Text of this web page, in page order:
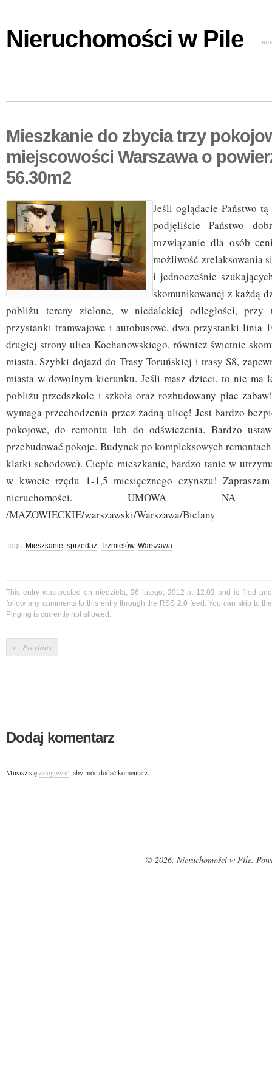
Nieruchomości w Pile
Mieszkanie do zbycia trzy
miejscowości Warszawa o
56.30m2
Jeśli oglądacie Państwo
podjęliście Państwo
rozwiązanie dla osób
możliwość zrelaksowania
i jednocześnie
skomunikowanej z każdą
pobliżu tereny zielone, w niedalekiej odległości, przy
przystanki tramwajowe i autobusowe, dwa przystanki linia
drugiej strony ulica Kochanowskiego, również świetnie
miasta. Szybki dojazd do Trasy Toruńskiej i trasy S8,
miasta w dowolnym kierunku. Jeśli masz dzieci, to nie ma
pobliżu przedszkole i szkoła oraz rozbudowany plac
wymaga przechodzenia przez żadną ulicę! Jest bardzo
pokojowe, do remontu lub do odświeżenia. Bardzo
przebudować pokoje. Budynek po kompleksowych
klatki schodowe). Ciepłe mieszkanie, bardzo tanie w
w kwocie rzędu 1-1,5 miesięcznego czynszu!
nieruchomości. UMOWA NA
/MAZOWIECKIE/warszawski/Warszawa/Bielany
Tags: Mieszkanie, sprzedaż, Trzmielów, Warszawa
This entry was posted on niedziela, 26 lutego, 2012 at 12:02 and is filed
follow any comments to this entry through the RSS 2.0 feed. You can skip to
Pinging is currently not allowed.
← Previous
Dodaj komentarz
Musisz sięzalogować, aby móc dodać komentarz.
© 2026. Nieruchomości w Pile.